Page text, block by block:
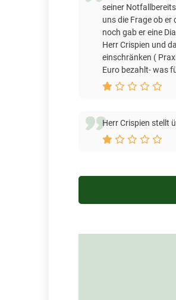
seiner
uns die Frage ob
noch gab er eine
Herr Crispien und
einschränken (
Euro bezahlt- was
Herr Crispien stellt